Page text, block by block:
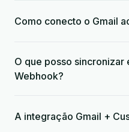
Como conecto o Gmail
O que posso sincronizar
Webhook?
A integração Gmail +